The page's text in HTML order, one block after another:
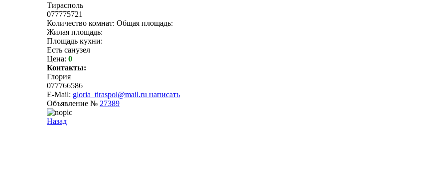
Тирасполь
077775721
Количество комнат: Общая площадь:
Жилая площадь:
Площадь кухни:
Есть санузел
Цена: 0
Контакты:
Глория
077766586
E-Mail: gloria_tiraspol@mail.ru написать
Объявление № 27389
Назад